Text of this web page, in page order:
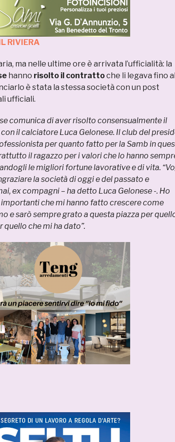
RIVIERA
ma nelle ultime ore è arrivata l’ufficialità: la
hanno risolto il contrattoche li legava fino al
è stata la stessa società con un post
ufficiali.
comunica di aver risolto consensualmente il
il calciatore Luca Gelonese. Il club del
per quanto fatto per la Samb in
il ragazzo per i valori che lo hanno
le migliori fortune lavorative e di vita.
la società di oggi e del passato e
ex compagni – ha detto Luca Gelonese -. Ho
che mi hanno fatto crescere come
e sarò sempre grato a questa piazza per
che mi ha dato”.